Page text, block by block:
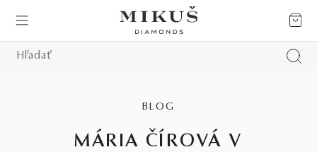
BLOG
MÁRIA ČÍROVÁ V